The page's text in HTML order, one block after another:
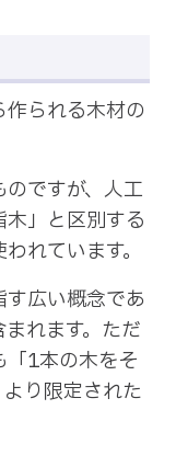
られる木材の
ですが、人工
」と区別する
れています。
広い概念であ
れます。ただ
「1本の木をそ
り限定された